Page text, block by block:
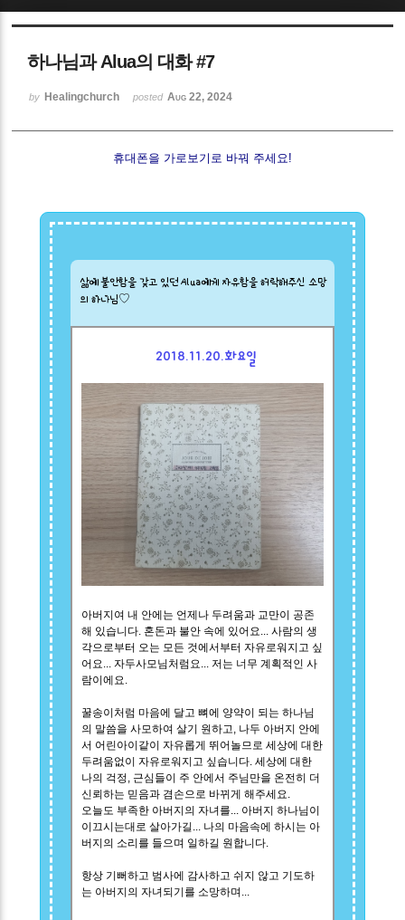
하나님과 Alua의 대화 #7
by Healingchurch posted Aug 22, 2024
휴대폰을 가로보기로 바꿔 주세요!
삶에 불안함을 갖고 있던 Alua에게 자유함을 허락해주신 소망
의 하나님♡
2018.11.20.화요일
아버지여 내 안에는 언제나 두려움과 교만이 공존
해 있습니다. 혼돈과 불안 속에 있어요... 사람의 생
각으로부터 오는 모든 것에서부터 자유로워지고 싶
어요... 자두사모님처럼요... 저는 너무 계획적인 사
람이에요.
꿀송이처럼 마음에 달고 뼈에 양약이 되는 하나님
의 말씀을 사모하여 살기 원하고, 나두 아버지 안에
서 어린아이같이 자유롭게 뛰어놀므로 세상에 대한
두려움없이 자유로워지고 싶습니다. 세상에 대한
나의 걱정, 근심들이 주 안에서 주님만을 온전히 더
신뢰하는 믿음과 겸손으로 바뀌게 해주세요.
오늘도 부족한 아버지의 자녀를... 아버지 하나님이
이끄시는대로 살아가길... 나의 마음속에 하시는 아
버지의 소리를 들으며 일하길 원합니다.
항상 기뻐하고 범사에 감사하고 쉬지 않고 기도하
는 아버지의 자녀되기를 소망하며...
Sketchbook5, 스케치북5
Sketchbook5, 스케치북5